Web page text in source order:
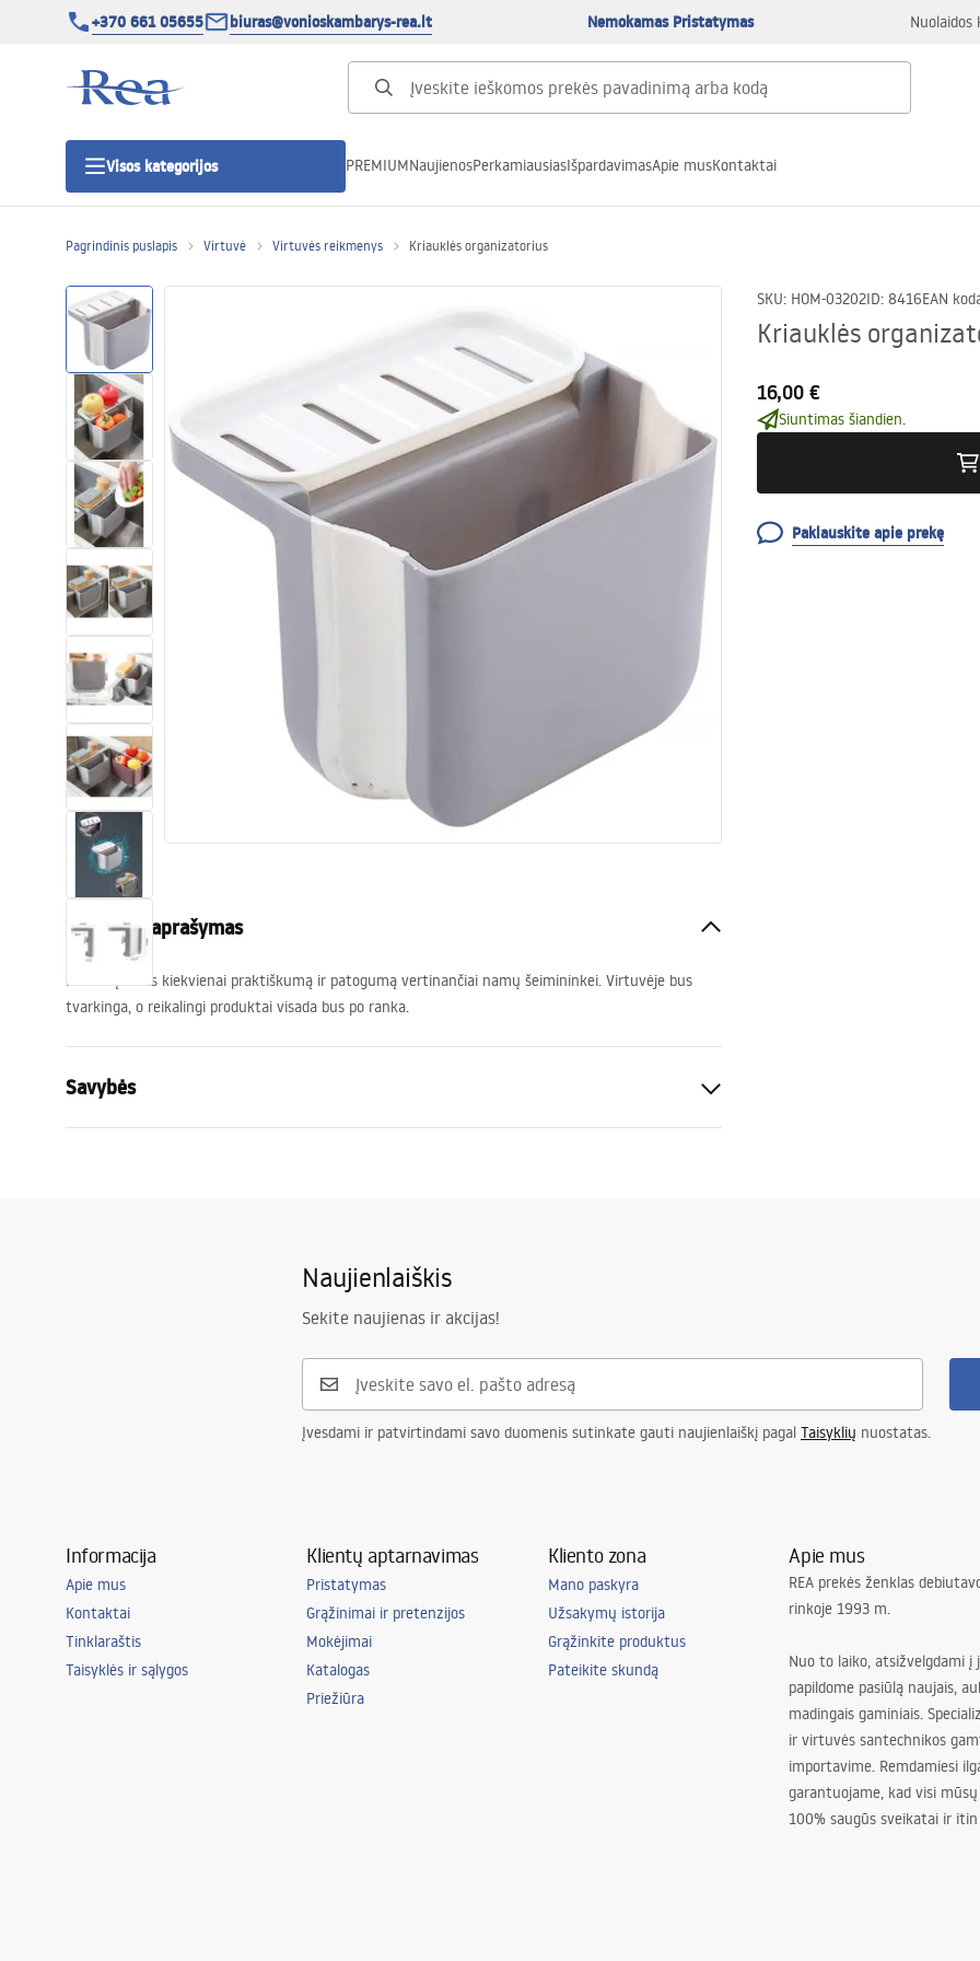
+370 661 05655 biuras@vonioskambarys-rea.lt Nemokamas Pristatymas Nuolaidos
Visos kategorijos
Dušo durys
Vonios dušo padėklai
Linijiniai dušo kanalai
Tualetai
Praustuvas
Vonios ir ekranai
Vonios maišytuvai
Vonios dušai
Vonios aksesuarai ir baldai
PREMIUMNaujienosPerkamiausiasIšpardavimasApie musKontaktai
Pagrindinis puslapis Virtuvė Virtuvės reikmenys Kriauklės organizatorius
SKU: HOM-03202ID: 8416EAN
Kriauklės
16,00 €
Siuntimas šiandien.
Paklauskite apie prekę
Produkto aprašymas
Idealus įtaisas kiekvienai praktiškumą ir patogumą vertinančiai namų šeimininkei. Virtuvėje bus
tvarkinga, o reikalingi produktai visada bus po ranka.
Savybės
170mm
Naujienlaiškis
Sekite naujienas ir akcijas!
Įvesdami ir patvirtindami savo duomenis sutinkate gauti naujienlaiškį pagal Taisyklių nuostatas.
Informacija
Apie mus
Kontaktai
Tinklaraštis
Taisyklės ir sąlygos
Klientų aptarnavimas
Pristatymas
Grąžinimai ir pretenzijos
Mokėjimai
Katalogas
Priežiūra
Kliento zona
Mano paskyra
Užsakymų istorija
Grąžinkite produktus
Pateikite skundą
Apie mus
REA prekės ženklas
rinkoje 1993 m.
Nuo to laiko, atsižvelgdami į
papildome pasiūlą naujais,
madingais gaminiais.
ir virtuvės santechnikos
importavime. Remdamiesi
garantuojame, kad visi
100% saugūs sveikatai ir